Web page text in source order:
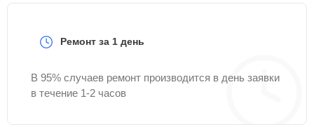
Ремонт за 1 день
В 95% случаев ремонт производится в день заявки
в течение 1-2 часов